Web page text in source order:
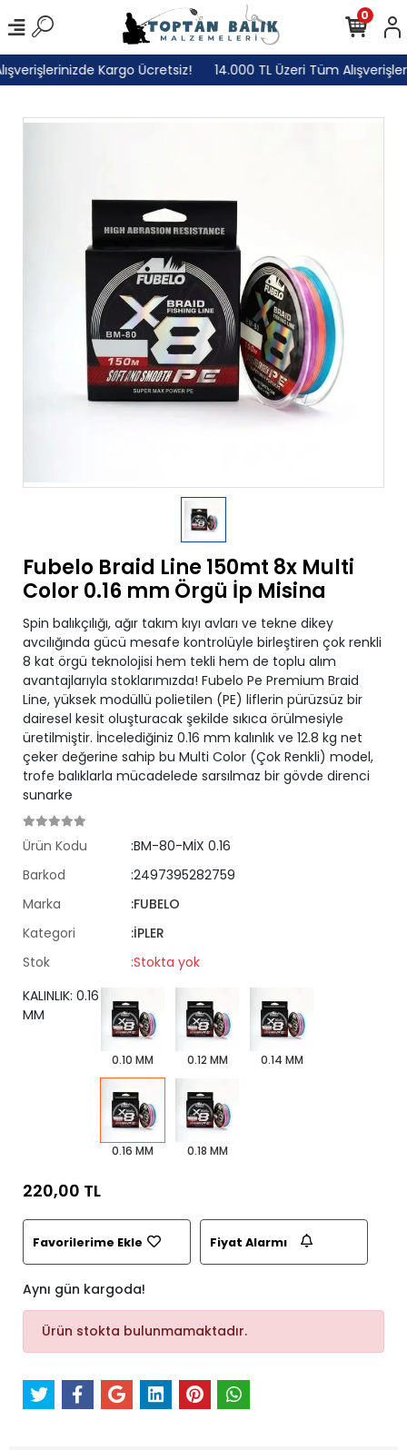
Kargo Ücretsiz! 14.000 TL Üzeri Tüm
0
Fubelo Braid Line 150mt 8x Multi
Color 0.16 mm Örgü İp Misina
Spin balıkçılığı, ağır takım kıyı avları ve tekne dikey
avcılığında gücü mesafe kontrolüyle birleştiren çok renkli
8 kat örgü teknolojisi hem tekli hem de toplu alım
avantajlarıyla stoklarımızda! Fubelo Pe Premium Braid
Line, yüksek modüllü polietilen (PE) liflerin pürüzsüz bir
dairesel kesit oluşturacak şekilde sıkıca örülmesiyle
üretilmiştir. İncelediğiniz 0.16 mm kalınlık ve 12.8 kg net
çeker değerine sahip bu Multi Color (Çok Renkli) model,
trofe balıklarla mücadelede sarsılmaz bir gövde direnci
sunarke
Ürün Kodu
:BM-80-MİX 0.16
Barkod
:2497395282759
Marka
:FUBELO
Kategori
:İPLER
Stok
:Stokta yok
KALINLIK: 0.16
MM
0.10 MM 0.12 MM 0.14 MM
0.16 MM 0.18 MM
220,00 TL
Favorilerime Ekle Fiyat Alarmı
Aynı gün kargoda!
Ürün stokta bulunmamaktadır.